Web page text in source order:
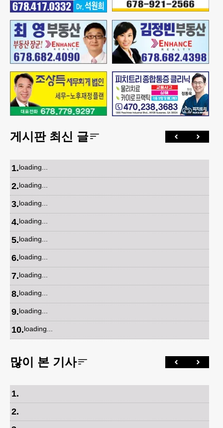
게시판 최신 글
1.loading...
2.loading...
3.loading...
4.loading...
5.loading...
6.loading...
7.loading...
8.loading...
9.loading...
10.loading...
많이 본 기사
1.
2.